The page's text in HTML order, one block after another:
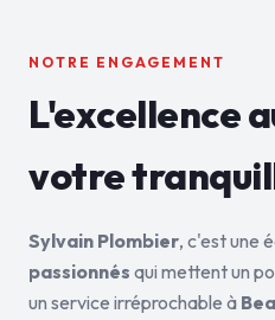
NOTRE ENGAGEMENT
L'excellence
votre
Sylvain Plombier, c'est une
passionnés qui mettent un
un service irréprochable à